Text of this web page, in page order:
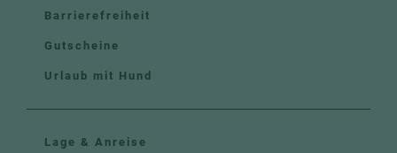
Barrierefreiheit
Gutscheine
Urlaub mit Hund
Lage & Anreise